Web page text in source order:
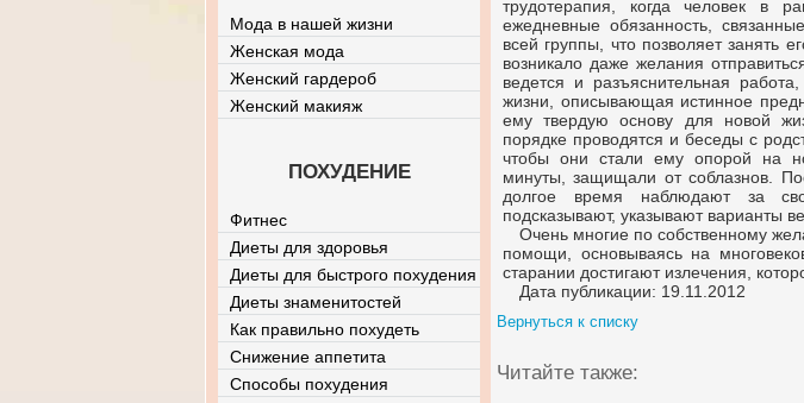
трудотерапия, когда человек в
ежедневные обязанность,
всей группы, что позволяет занять
возникало даже желания
ведется и разъяснительная
жизни, описывающая истинное
ему твердую основу для новой
порядке проводятся и беседы с
чтобы они стали ему опорой на
минуты, защищали от соблазнов.
долгое время наблюдают за
подсказывают, указывают варианты
Очень многие по собственному
помощи, основываясь на
старании достигают излечения,
Дата публикации: 19.11.2012
Вернуться к списку
Читайте также:
Мода в нашей жизни
Женская мода
Женский гардероб
Женский макияж
ПОХУДЕНИЕ
Фитнес
Диеты для здоровья
Диеты для быстрого похудения
Диеты знаменитостей
Как правильно похудеть
Снижение аппетита
Способы похудения